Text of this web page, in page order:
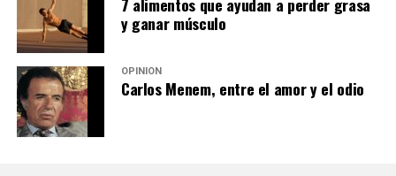
y ganar músculo
OPINIÓN
Carlos Menem, entre el amor y el odio